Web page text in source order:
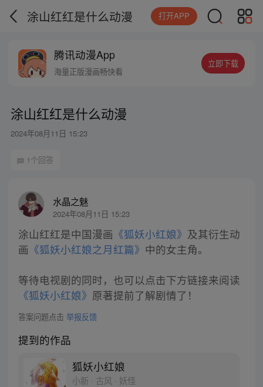
涂山红红是什么动漫 打开APP
腾讯动漫App
海量正版漫画畅快看
立即下载
涂山红红是什么动漫
2024年08月11日 15:23
1个回答
水晶之魅
2024年08月11日 15:23
涂山红红是中国漫画 《狐妖小红娘》 及其衍生动
画 《狐妖小红娘之月红篇》 中的女主角。
等待电视剧的同时，也可以点击下方链接来阅读
《狐妖小红娘》 原著提前了解剧情了！
答案问题点击 举报反馈
提到的作品
狐妖小红娘
小新 · 古风 · 妖怪